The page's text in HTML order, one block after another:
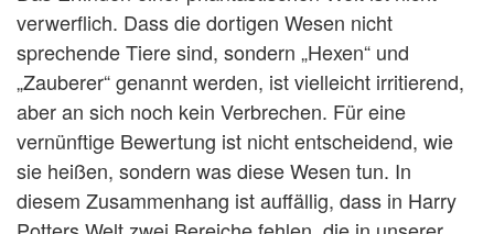
verwerflich. Dass die dortigen Wesen nicht
sprechende Tiere sind, sondern „Hexen“ und
„Zauberer“ genannt werden, ist vielleicht irritierend,
aber an sich noch kein Verbrechen. Für eine
vernünftige Bewertung ist nicht entscheidend, wie
sie heißen, sondern was diese Wesen tun. In
diesem Zusammenhang ist auffällig, dass in Harry